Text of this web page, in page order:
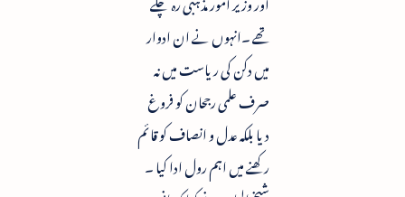
تھے ۔انہوں نے ان ادوار
میں دکن کی ریاست میں نہ
صرف علمی رجحان کو فروغ
دیا بلکہ عدل و انصاف کو قائم
رکھنے میں اہم رول ادا کیا ۔